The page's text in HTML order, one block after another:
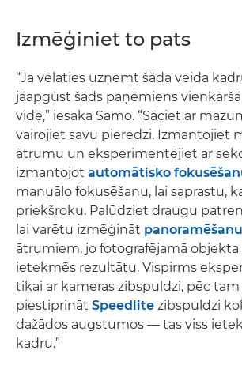
Izmēģiniet to pats
“Ja vēlaties uzņemt šāda veida
jāapgūst šāds paņēmiens
vidē,” iesaka Samo. “Sāciet ar
vairojiet savu pieredzi. Izmantojiet
ātrumu un eksperimentējiet ar
izmantojot automātisko
manuālo fokusēšanu, lai saprastu,
priekšroku. Palūdziet draugu
lai varētu izmēģināt panoramēšanu
ātrumiem, jo fotografējamā
ietekmēs rezultātu. Vispirms
tikai ar kameras zibspuldzi, pēc
piestiprināt Speedlite zibspuldzi
dažādos augstumos — tas viss
kadru.”